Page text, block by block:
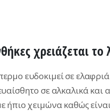
χρειάζεται
ευδοκιμεί σε
σε αλκαλικά
ήπιο χειμώνα καθώς